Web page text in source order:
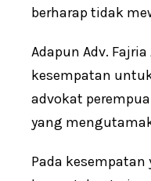
berharap tidak
Adapun Adv.
kesempatan
advokat
yang
Pada kesempatan